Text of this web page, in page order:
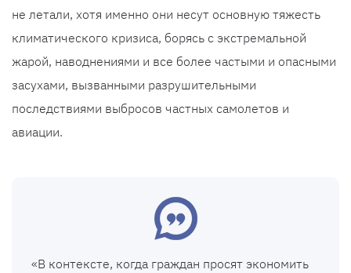
не летали, хотя именно они несут основную тяжесть
климатического кризиса, борясь с экстремальной
жарой, наводнениями и все более частыми и опасными
засухами, вызванными разрушительными
последствиями выбросов частных самолетов и
авиации.
«В контексте, когда граждан просят экономить